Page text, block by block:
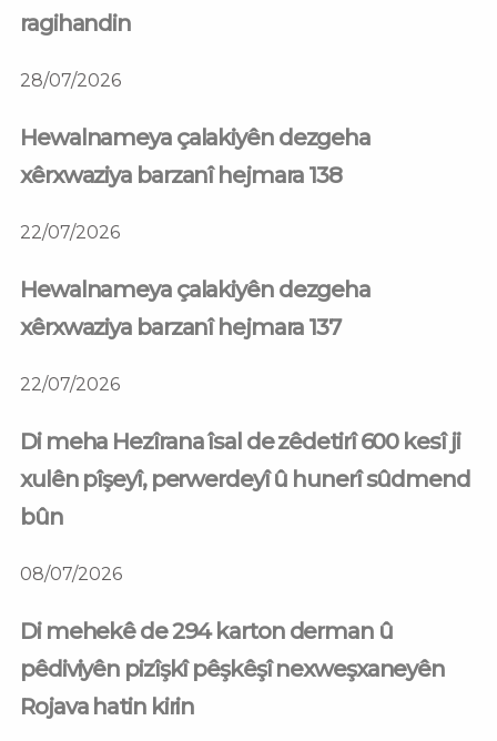
ragihandin
28/07/2026
Hewalnameya çalakiyên dezgeha
xêrxwaziya barzanî hejmara 138
22/07/2026
Hewalnameya çalakiyên dezgeha
xêrxwaziya barzanî hejmara 137
22/07/2026
Di meha Hezîrana îsal de zêdetirî 600 kesî ji
xulên pîşeyî, perwerdeyî û hunerî sûdmend
bûn
08/07/2026
Di mehekê de 294 karton derman û
pêdiviyên pizîşkî pêşkêşî nexweşxaneyên
Rojava hatin kirin